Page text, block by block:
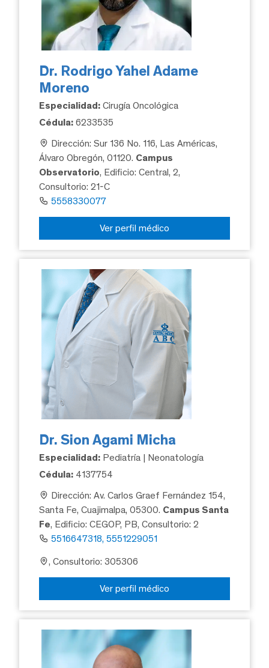
Dr. Rodrigo Yahel Adame
Moreno
Especialidad: Cirugía Oncológica
Cédula: 6233535
Dirección: Sur 136 No. 116, Las Américas,
Álvaro Obregón, 01120. Campus
Observatorio, Edificio: Central, 2,
Consultorio: 21-C
5558330077
Ver perfil médico
Dr. Sion Agami Micha
Especialidad: Pediatría | Neonatología
Cédula: 4137754
Dirección: Av. Carlos Graef Fernández 154,
Santa Fe, Cuajimalpa, 05300. Campus Santa
Fe, Edificio: CEGOP, PB, Consultorio: 2
5516647318, 5551229051
, Consultorio: 305306
Ver perfil médico